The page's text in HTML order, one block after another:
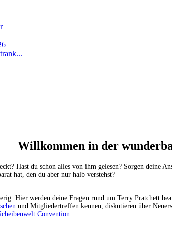
Willkommen in der
Hast du schon alles von ihm gelesen? Sorgen
hat, den du aber nur halb verstehst?
Hier werden deine Fragen rund um Terry Pratchett
und Mitgliedertreffen kennen, diskutieren über
Convention